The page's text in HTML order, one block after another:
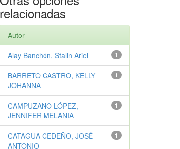
relacionadas
Autor
1
Alay Banchón, Stalin Ariel
1
BARRETO CASTRO, KELLY
JOHANNA
1
CAMPUZANO LÓPEZ,
JENNIFER MELANIA
1
CATAGUA CEDEÑO, JOSÉ
ANTONIO